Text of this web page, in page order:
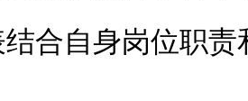
合自身岗位职